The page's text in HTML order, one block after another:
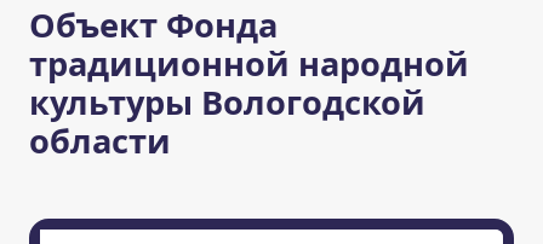
Объект Фонда
традиционной народной
культуры Вологодской
области